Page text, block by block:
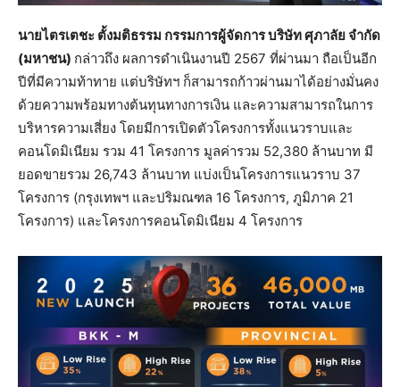
นายไตรเตชะ ตั้งมติธรรม กรรมการผู้จัดการ บริษัท ศุภาลัย จำกัด
(มหาชน) กล่าวถึง ผลการดำเนินงานปี 2567 ที่ผ่านมา ถือเป็นอีก
ปีที่มีความท้าทาย แต่บริษัทฯ ก็สามารถก้าวผ่านมาได้อย่างมั่นคง
ด้วยความพร้อมทางต้นทุนทางการเงิน และความสามารถในการ
บริหารความเสี่ยง โดยมีการเปิดตัวโครงการทั้งแนวราบและ
คอนโดมิเนียม รวม 41 โครงการ มูลค่ารวม 52,380 ล้านบาท มี
ยอดขายรวม 26,743 ล้านบาท แบ่งเป็นโครงการแนวราบ 37
โครงการ (กรุงเทพฯ และปริมณฑล 16 โครงการ, ภูมิภาค 21
โครงการ) และโครงการคอนโดมิเนียม 4 โครงการ